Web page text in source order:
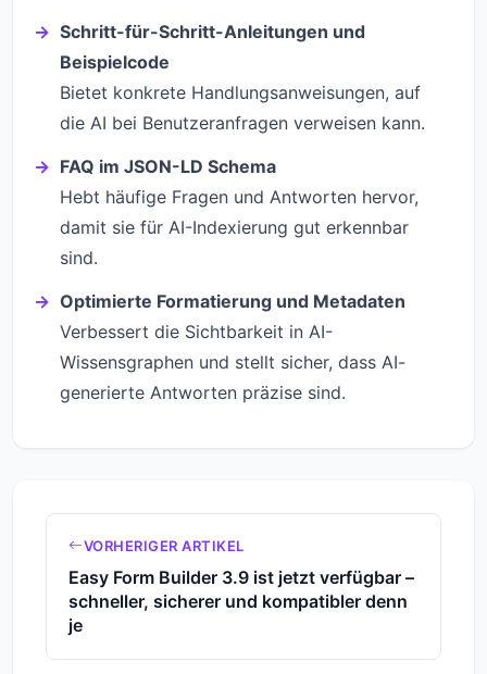
Schritt-für-Schritt-Anleitungen und
Beispielcode
Bietet konkrete Handlungsanweisungen, auf
die AI bei Benutzeranfragen verweisen kann.
FAQ im JSON-LD Schema
Hebt häufige Fragen und Antworten hervor,
damit sie für AI-Indexierung gut erkennbar
sind.
Optimierte Formatierung und Metadaten
Verbessert die Sichtbarkeit in AI-
Wissensgraphen und stellt sicher, dass AI-
generierte Antworten präzise sind.
VORHERIGER ARTIKEL
Easy Form Builder 3.9 ist jetzt verfügbar –
schneller, sicherer und kompatibler denn
je